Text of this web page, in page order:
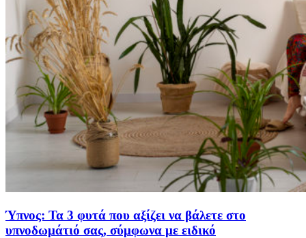
Ύπνος: Τα 3 φυτά που αξίζει να βάλετε στο
υπνοδωμάτιό σας, σύμφωνα με ειδικό